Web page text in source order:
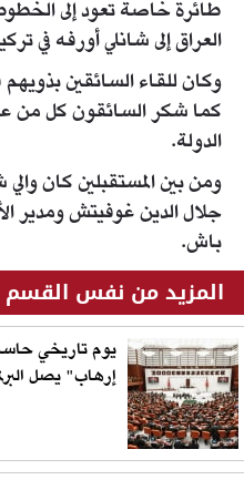
طائرة خاصة تعود إلى
العراق إلى شانلي أورفه في
وكان للقاء السائقين
كما شكر السائقون كل من
الدولة.
ومن بين المستقبلين كان
جلال الدين غوفيتش ومدير
باش.
المزيد من نفس القسم
يوم تاريخي
إرهاب" يصل